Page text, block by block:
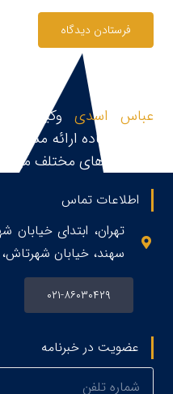
فرستادن دیدگاه
عباس اسدی وکیل
حقوقی،آماده ارائه
در زمینه های مختلف می
اطلاعات تماس
تهران، ابتدای
سهند، خیابان شهرتاش، پلاک ۲۸، طبقه
۰۲۱-۸۶۰۳۰۴۲۹
عضویت در خبرنامه